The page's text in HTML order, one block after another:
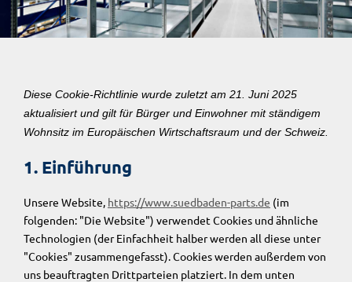
Diese Cookie-Richtlinie wurde zuletzt am 21. Juni 2025
aktualisiert und gilt für Bürger und Einwohner mit ständigem
Wohnsitz im Europäischen Wirtschaftsraum und der Schweiz.
1. Einführung
Unsere Website, https://www.suedbaden-parts.de (im
folgenden: "Die Website") verwendet Cookies und ähnliche
Technologien (der Einfachheit halber werden all diese unter
"Cookies" zusammengefasst). Cookies werden außerdem von
uns beauftragten Drittparteien platziert. In dem unten